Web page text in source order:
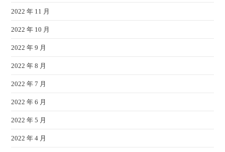
2022 年 11 月
2022 年 10 月
2022 年 9 月
2022 年 8 月
2022 年 7 月
2022 年 6 月
2022 年 5 月
2022 年 4 月